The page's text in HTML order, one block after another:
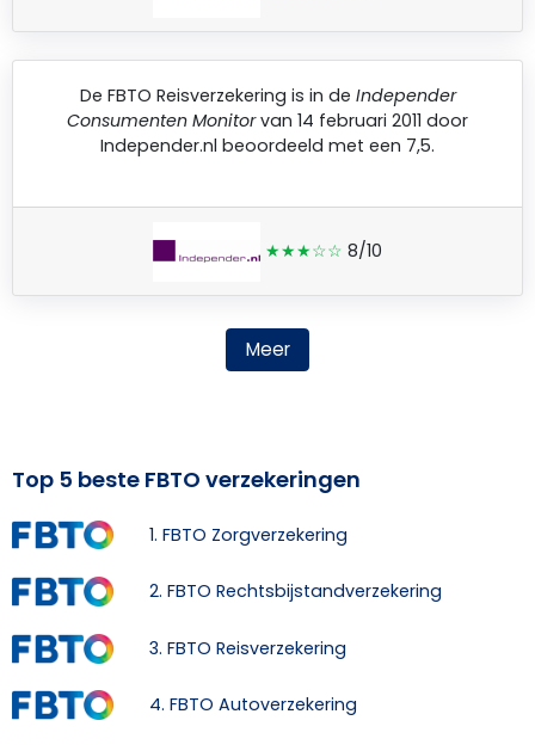
De FBTO Reisverzekering is in de Independer
Consumenten Monitorvan 14 februari 2011 door
Independer.nl beoordeeld met een 7,5.
★★★☆☆ 8/10
Meer
Top 5 beste FBTO verzekeringen
1. FBTO Zorgverzekering
2. FBTO Rechtsbijstandverzekering
3. FBTO Reisverzekering
4. FBTO Autoverzekering